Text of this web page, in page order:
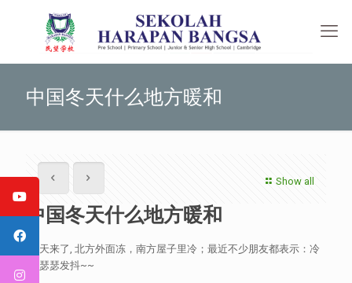
中国冬天什么地方暖和
Show all
中国冬天什么地方暖和
冬天来了, 北方外面冻，南方屋子里冷；最近不少朋友都表示：冷
到瑟瑟发抖~~